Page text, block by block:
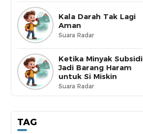
Kala Darah Tak Lagi
Aman
Suara Radar
Ketika Minyak Subsidi
Jadi Barang Haram
untuk Si Miskin
Suara Radar
TAG